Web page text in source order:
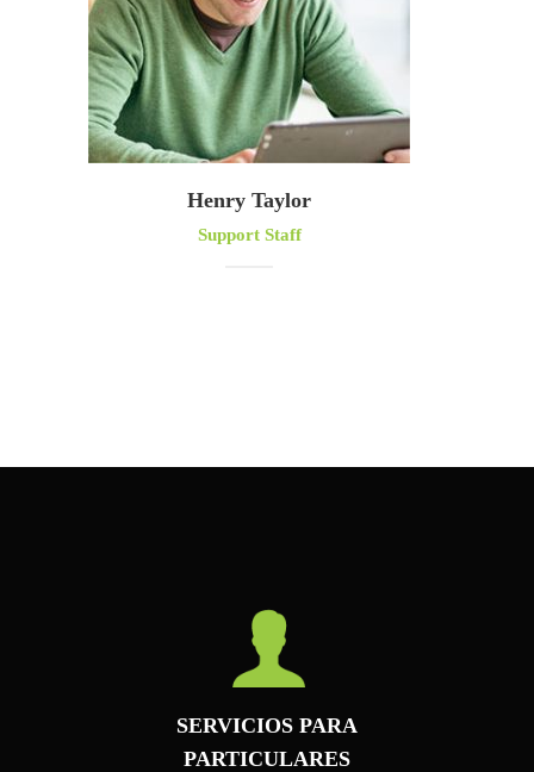
Henry Taylor
Support Staff
SERVICIOS PARA
PARTICULARES